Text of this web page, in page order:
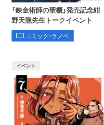
「錬金術師の聖櫃」発売記念紺
野天龍先生トークイベント
コミック・ラノベ
イベント